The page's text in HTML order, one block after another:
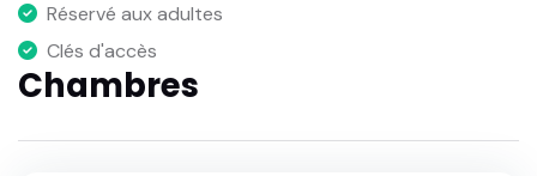
Réservé aux adultes
Clés d'accès
Chambres